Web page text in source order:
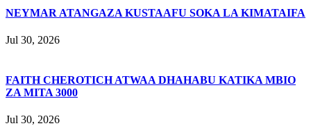
NEYMAR ATANGAZA KUSTAAFU SOKA LA KIMATAIFA
Jul 30, 2026
FAITH CHEROTICH ATWAA DHAHABU KATIKA MBIO
ZA MITA 3000
Jul 30, 2026